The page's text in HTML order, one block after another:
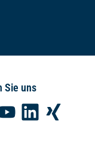
Sie uns
LinkedInXing